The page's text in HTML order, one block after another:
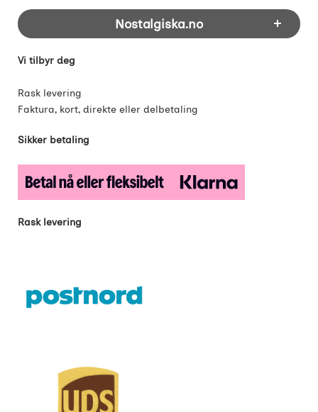
Footer-innhold Blandet informasjon og
Nostalgiska.no
Vi tilbyr deg
Rask levering
Faktura, kort, direkte eller delbetaling
Sikker betaling
Rask levering